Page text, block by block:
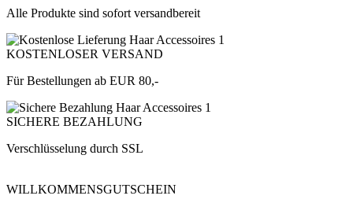
Alle Produkte sind sofort versandbereit
KOSTENLOSER VERSAND
Für Bestellungen ab EUR 80,-
SICHERE BEZAHLUNG
Verschlüsselung durch SSL
WILLKOMMENSGUTSCHEIN